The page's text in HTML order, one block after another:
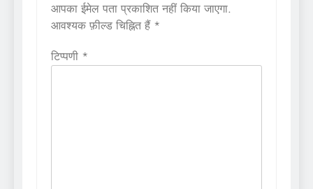
आपका ईमेल पता प्रकाशित नहीं किया जाएगा.
आवश्यक फ़ील्ड चिह्नित हैं *
टिप्पणी *